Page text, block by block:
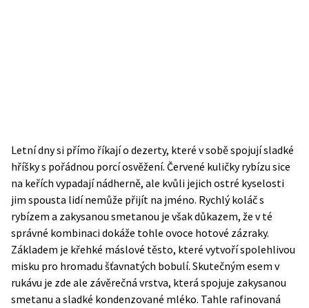
Letní dny si přímo říkají o dezerty, které v sobě spojují sladké
hříšky s pořádnou porcí osvěžení. Červené kuličky rybízu sice
na keřích vypadají nádherně, ale kvůli jejich ostré kyselosti
jim spousta lidí nemůže přijít na jméno. Rychlý koláč s
rybízem a zakysanou smetanou je však důkazem, že v té
správné kombinaci dokáže tohle ovoce hotové zázraky.
Základem je křehké máslové těsto, které vytvoří spolehlivou
misku pro hromadu šťavnatých bobulí. Skutečným esem v
rukávu je zde ale závěrečná vrstva, která spojuje zakysanou
smetanu a sladké kondenzované mléko. Tahle rafinovaná